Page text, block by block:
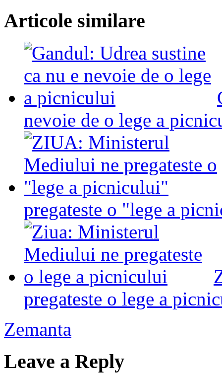
Articole similare
nevoie de o lege a
pregateste o "lege a
pregateste o lege a
Zemanta
Leave a Reply